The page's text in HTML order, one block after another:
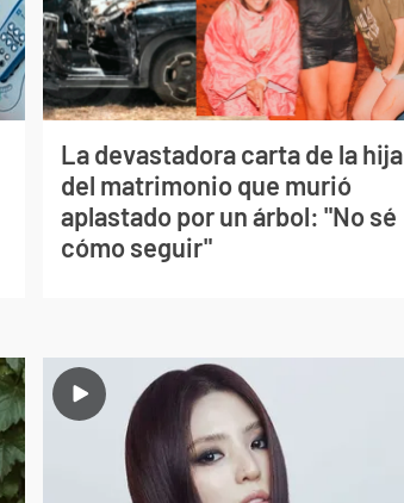
La devastadora carta de la hija
del matrimonio que murió
aplastado por un árbol: "No sé
cómo seguir"